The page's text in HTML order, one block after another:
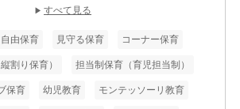
▶ すべて見る
自由保育 見守る保育 コーナー保育
割り保育） 担当制保育（育児担当制）
保育 幼児教育 モンテッソーリ教育